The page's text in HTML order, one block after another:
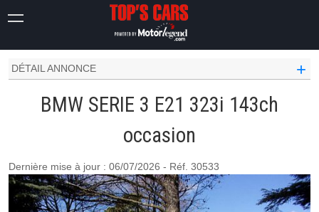
323I 143CH
DÉTAIL ANNONCE
+
BMW SERIE 3 E21 323i 143ch
occasion
Dernière mise à jour : 06/07/2026 - Réf. 30533